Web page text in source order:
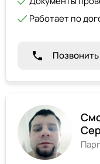
Работает по
Позвонить